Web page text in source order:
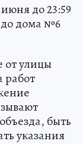
до 23:59
до дома №6
от улицы
работ
быть
указания